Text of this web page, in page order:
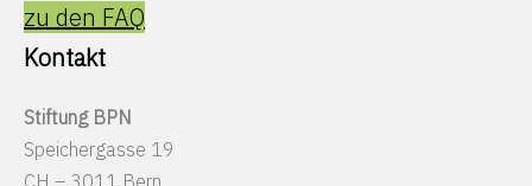
zu den FAQ
Kontakt
Stiftung BPN
Speichergasse 19